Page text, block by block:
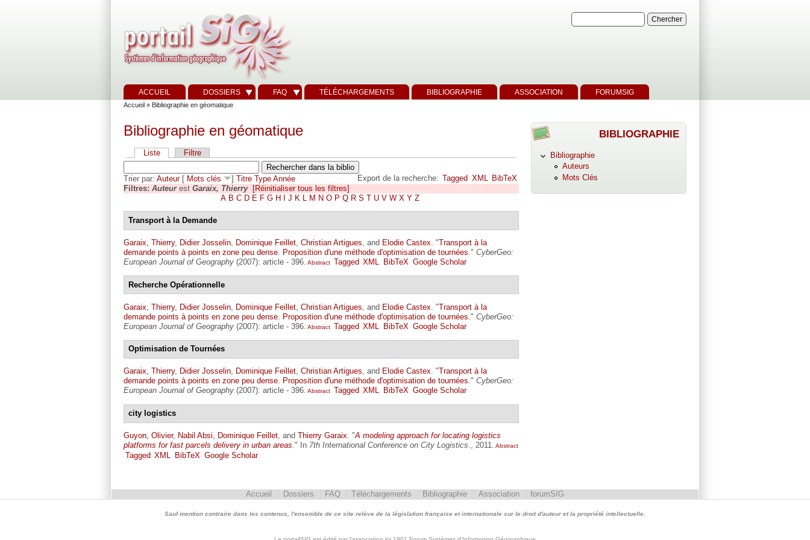
ACCUEIL DOSSIERS FAQ TÉLÉCHARGEMENTS BIBLIOGRAPHIE ASSOCIATION FORUMSIG
Accueil » Bibliographie en géomatique
Bibliographie en géomatique
Liste Filtre
Export de la recherche: Tagged XML BibTeX
Trier par: Auteur[ Mots clés ] Titre Type Année
Filtres: Auteurest Garaix, Thierry
[Réinitialiser tous les filtres]
A B C D E F G H J K L M N O P Q R S T U V W X Y Z
Transport à la Demande
Garaix, Thierry, Didier Josselin Dominique Feillet Christian Artigues , and Elodie Castex "Transport à la
demande points à points en zone peu dense. Proposition d'une méthode d'optimisation de tournées ." CyberGeo:
European Journal of Geography (2007): article - 396. Abstract Tagged XML BibTeX Google Scholar
Recherche Opérationnelle
Garaix, Thierry, Didier Josselin Dominique Feillet Christian Artigues , and Elodie Castex "Transport à la
demande points à points en zone peu dense. Proposition d'une méthode d'optimisation de tournées ." CyberGeo:
European Journal of Geography (2007): article - 396. Abstract Tagged XML BibTeX Google Scholar
Optimisation de Tournées
Garaix, Thierry, Didier Josselin, Dominique Feillet, Christian Artigues, and Elodie Castex. "Transport à la
demande points à points en zone peu dense. Proposition d'une méthode d'optimisation de tournées." CyberGeo:
European Journal of Geography (2007): article - 396. Abstract Tagged XML BibTeX Google Scholar
city logistics
Guyon, Olivier, Nabil Absi, Dominique Feillet, and Thierry Garaix. "A modeling approach for locating logistics
platforms for fast parcels delivery in urban areas." In 7th International Conference on City Logistics., 2011. Abstract
Tagged XML BibTeX Google Scholar
BIBLIOGRAPHIE
Bibliographie
Auteurs
Mots Clés
Accueil Dossiers FAQ Téléchargements Bibliographie Association forumSIG
Sauf mention contraire dans les contenus, l'ensemble de ce site relève de la législation française et internationale sur le droit d'auteur et la propriété intellectuelle.